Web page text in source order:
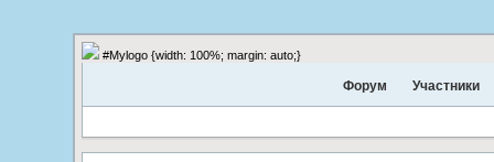
#Mylogo {width: 100%; margin: auto;}
Форум Участники